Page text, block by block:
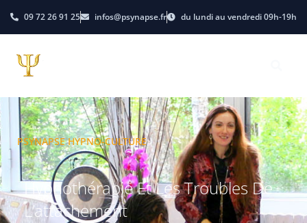
09 72 26 91 25 infos@psynapse.fr du lundi au vendredi 09h-19h
PSYNAPSE HYPNO-CULTURE
Hypnothérapie Et Les Troubles De
L’attachement